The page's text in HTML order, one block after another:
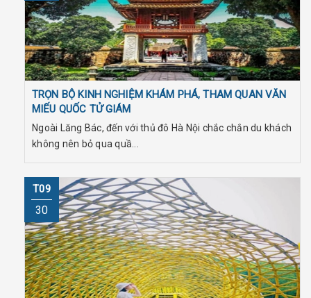
TRỌN BỘ KINH NGHIỆM KHÁM PHÁ, THAM QUAN VĂN
MIẾU QUỐC TỬ GIÁM
Ngoài Lăng Bác, đến với thủ đô Hà Nội chắc chắn du khách
không nên bỏ qua quầ...
T09
30